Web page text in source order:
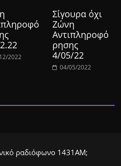
2022
Σίγουρα όχι
Ζώνη
Αντιπληροφό
ρησης
4/05/22
04/05/2022
ραδιόφωνο 1431ΑΜ;